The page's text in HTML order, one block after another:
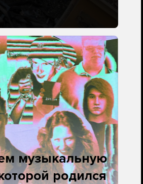
музыкальную
родился